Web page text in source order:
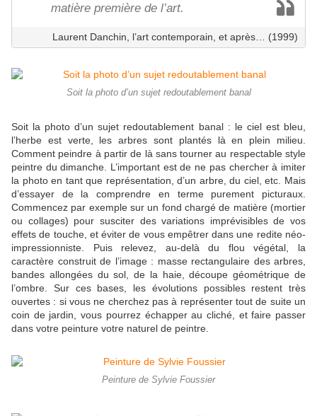
matière première de l’art.
Laurent Danchin, l’art contemporain, et après… (1999)
Soit la photo d’un sujet redoutablement banal
Soit la photo d’un sujet redoutablement banal : le ciel est bleu,
l’herbe est verte, les arbres sont plantés là en plein milieu.
Comment peindre à partir de là sans tourner au respectable style
peintre du dimanche. L’important est de ne pas chercher à imiter
la photo en tant que représentation, d’un arbre, du ciel, etc. Mais
d’essayer de la comprendre en terme purement picturaux.
Commencez par exemple sur un fond chargé de matière (mortier
ou collages) pour susciter des variations imprévisibles de vos
effets de touche, et éviter de vous empêtrer dans une redite néo-
impressionniste. Puis relevez, au-delà du flou végétal, la
caractère construit de l’image : masse rectangulaire des arbres,
bandes allongées du sol, de la haie, découpe géométrique de
l’ombre. Sur ces bases, les évolutions possibles restent très
ouvertes : si vous ne cherchez pas à représenter tout de suite un
coin de jardin, vous pourrez échapper au cliché, et faire passer
dans votre peinture votre naturel de peintre.
Peinture de Sylvie Foussier